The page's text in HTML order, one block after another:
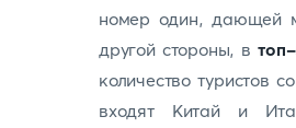
номер один, дающей
другой стороны, в
количество туристов
входят Китай и